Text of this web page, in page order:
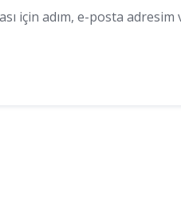
için adım, e-posta